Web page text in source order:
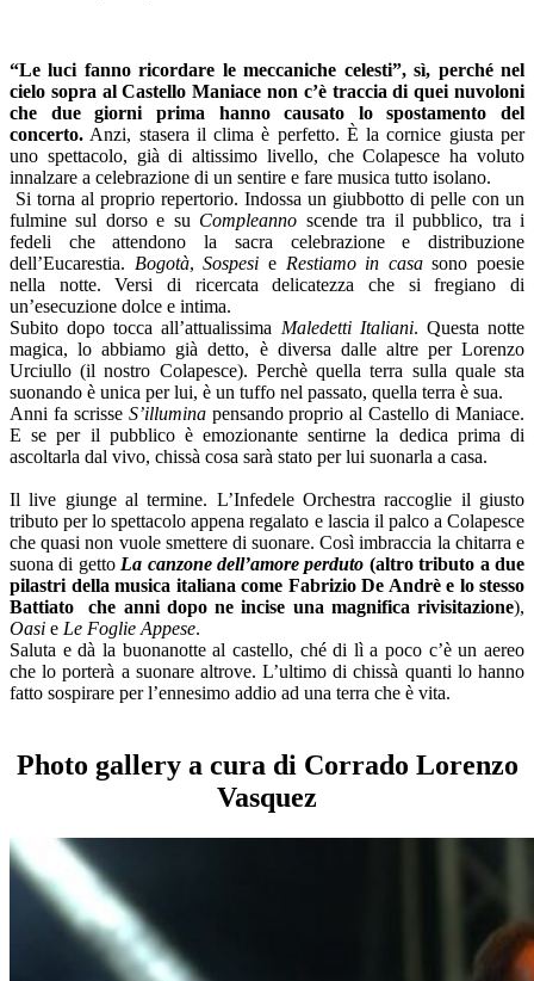
“Le luci fanno ricordare le meccaniche celesti”, sì, perché nel
cielo sopra al Castello Maniace non c’è traccia di quei nuvoloni
che due giorni prima hanno causato lo spostamento del
concerto. Anzi, stasera il clima è perfetto. È la cornice giusta per
uno spettacolo, già di altissimo livello, che Colapesce ha voluto
innalzare a celebrazione di un sentire e fare musica tutto isolano.
Si torna al proprio repertorio. Indossa un giubbotto di pelle con un
fulmine sul dorso e su Compleanno scende tra il pubblico, tra i
fedeli che attendono la sacra celebrazione e distribuzione
dell’Eucarestia. Bogotà,Sospesi e Restiamo in casasono poesie
nella notte. Versi di ricercata delicatezza che si fregiano di
un’esecuzione dolce e intima.
Subito dopo tocca all’attualissima Maledetti Italiani. Questa notte
magica, lo abbiamo già detto, è diversa dalle altre per Lorenzo
Urciullo (il nostro Colapesce). Perchè quella terra sulla quale sta
suonando è unica per lui, è un tuffo nel passato, quella terra è sua.
Anni fa scrisseS’illuminapensando proprio al Castello di Maniace.
E se per il pubblico è emozionante sentirne la dedica prima di
ascoltarla dal vivo, chissà cosa sarà stato per lui suonarla a casa.
Il live giunge al termine. L’Infedele Orchestra raccoglie il giusto
tributo per lo spettacolo appena regalato e lascia il palco a Colapesce
che quasi non vuole smettere di suonare. Così imbraccia la chitarra e
suona di getto La canzone dell’amore perduto (altro tributo a due
pilastri della musica italiana come Fabrizio De Andrè e lo stesso
Battiato che anni dopo ne incise una magnifica rivisitazione),
Oasi e Le Foglie Appese.
Saluta e dà la buonanotte al castello, ché di lì a poco c’è un aereo
che lo porterà a suonare altrove. L’ultimo di chissà quanti lo hanno
fatto sospirare per l’ennesimo addio ad una terra che è vita.
Photo gallery a cura di Corrado Lorenzo
Vasquez